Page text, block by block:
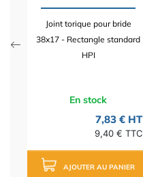
Joint torique pour bride
38x17 - Rectangle standard
HPI
En stock
7,83 € HT
9,40 € TTC
AJOUTER AU PANIER